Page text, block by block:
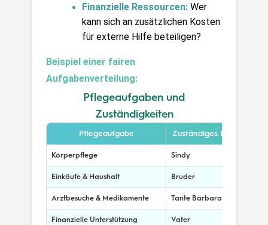
Finanzielle Ressourcen: Wer
kann sich an zusätzlichen Kosten
für externe Hilfe beteiligen?
Beispiel einer fairen
Aufgabenverteilung:
Pflegeaufgaben und
Zuständigkeiten
Pflegeaufgabe Zuständiges
Körperpflege Sindy
Einkäufe & Haushalt Bruder
Arztbesuche & Medikamente Tante Barbara
Finanzielle Unterstützung Vater